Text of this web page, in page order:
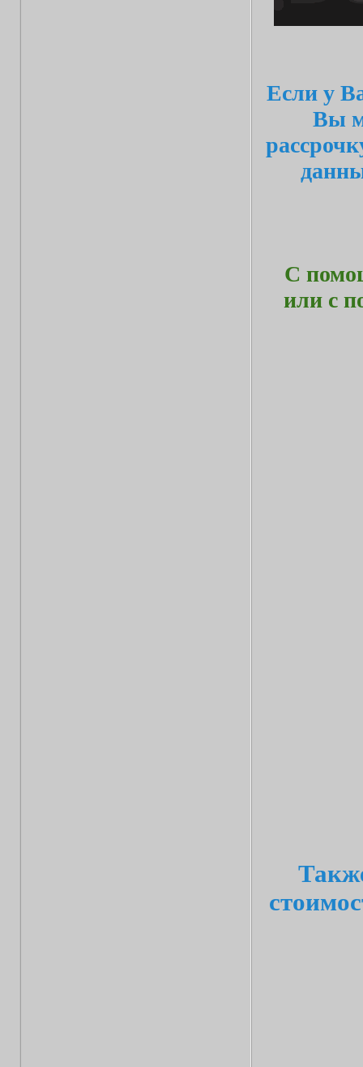
Если у
Вы
С
или с